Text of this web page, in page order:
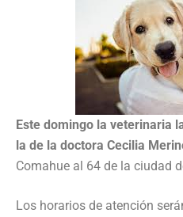
Este domingo la veterinaria
la de la doctora Cecilia
Comahue al 64 de la ciudad
Los horarios de atención